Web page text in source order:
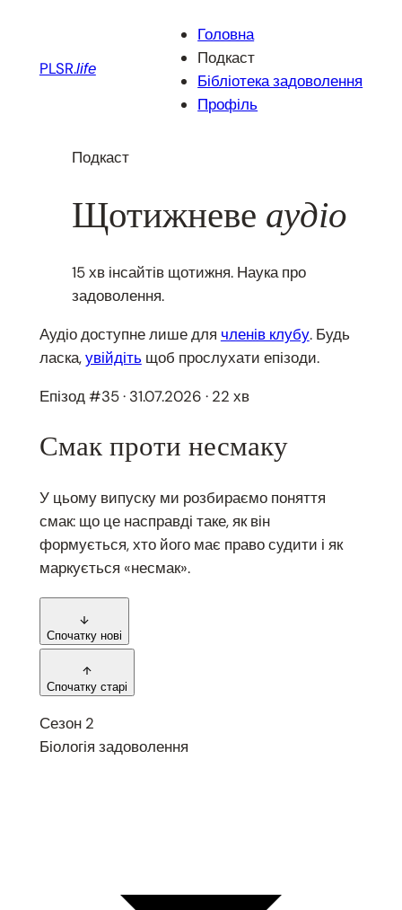
вмістуPLSR.life
Головна
Подкаст
Бібліотека задоволення
Профіль
Подкаст
Щотижневе аудіо
15 хв інсайтів щотижня. Наука про
задоволення.
Аудіо доступне лише для членів клубу. Будь
ласка,увійдітьщоб прослухати епізоди.
Епізод #35 · 31.07.2026 · 22 хв
Смак проти несмаку
У цьому випуску ми розбираємо поняття
смак: що це насправді таке, як він
формується, хто його має право судити і як
маркується «несмак».
Спочатку нові
Спочатку старі
Сезон 2
Біологія задоволення